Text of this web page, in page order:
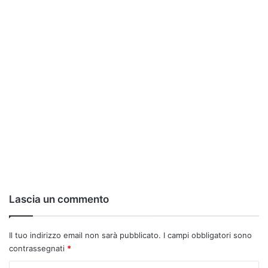
Lascia un commento
Il tuo indirizzo email non sarà pubblicato. I campi obbligatori sono
contrassegnati *